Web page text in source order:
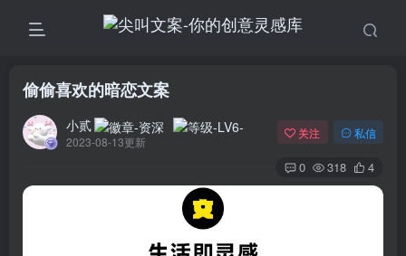
偷偷喜欢的暗恋文案
小贰
2023-08-13更新
关注 私信
0 318 4